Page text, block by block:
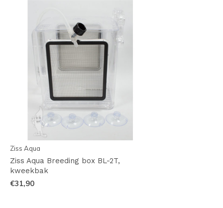
Ziss Aqua
Ziss Aqua Breeding box BL-2T,
kweekbak
€31,90